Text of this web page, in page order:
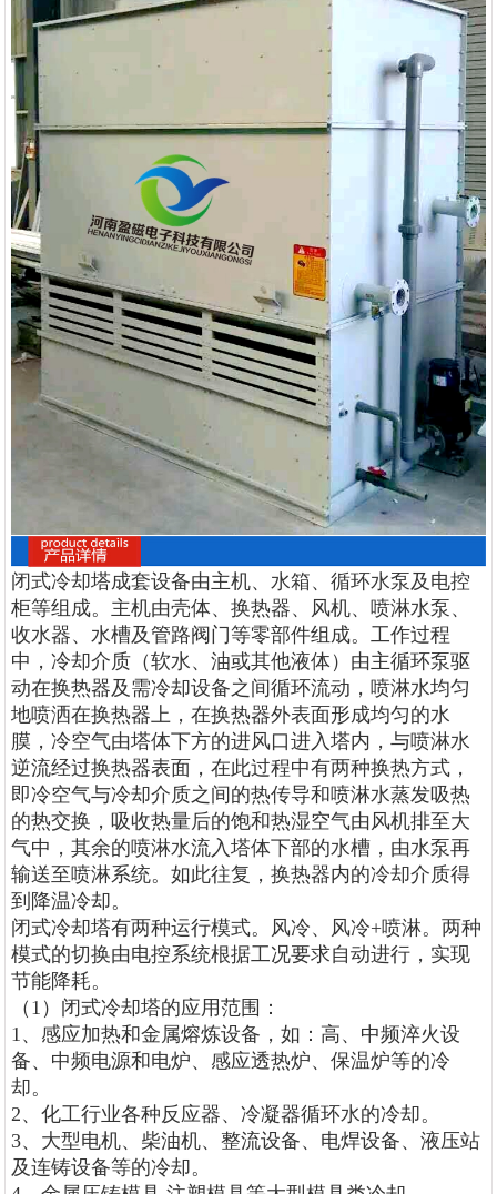
闭式冷却塔成套设备由主机、水箱、循环水泵及电控
柜等组成。主机由壳体、换热器、风机、喷淋水泵、
收水器、水槽及管路阀门等零部件组成。工作过程
中，冷却介质（软水、油或其他液体）由主循环泵驱
动在换热器及需冷却设备之间循环流动，喷淋水均匀
地喷洒在换热器上，在换热器外表面形成均匀的水
膜，冷空气由塔体下方的进风口进入塔内，与喷淋水
逆流经过换热器表面，在此过程中有两种换热方式，
即冷空气与冷却介质之间的热传导和喷淋水蒸发吸热
的热交换，吸收热量后的饱和热湿空气由风机排至大
气中，其余的喷淋水流入塔体下部的水槽，由水泵再
输送至喷淋系统。如此往复，换热器内的冷却介质得
到降温冷却。
闭式冷却塔有两种运行模式。风冷、风冷+喷淋。两种
模式的切换由电控系统根据工况要求自动进行，实现
节能降耗。
（ 1 ）闭式冷却塔的应用范围：
1 、感应加热和金属熔炼设备，如：高、中频淬火设
备、中频电源和电炉、感应透热炉、保温炉等的冷
却。
2、化工行业各种反应器、冷凝器循环水的冷却。
3、大型电机、柴油机、整流设备、电焊设备、液压站
及连铸设备等的冷却。